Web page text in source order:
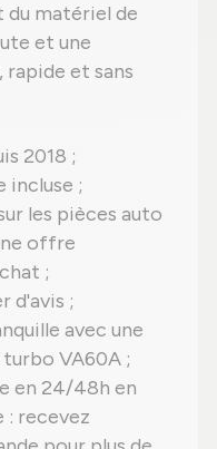
du matériel de
et une
et sans
2018 ;
incluse ;
les pièces auto
offre
;
d'avis ;
avec une
VA60A ;
en 24/48h en
: recevez